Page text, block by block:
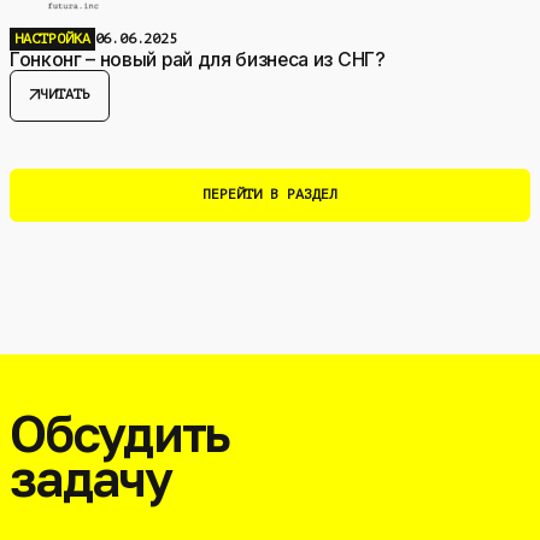
ПЕРЕЙТИ В РАЗДЕЛ
НАСТРОЙКА 06.06.2025
Гонконг – новый рай для бизнеса из СНГ?
arrow_outwardЧИТАТЬ
Обсудить
задачу